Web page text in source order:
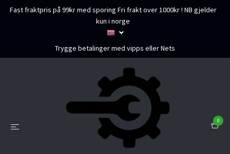
Fast fraktpris på 99kr med sporing Fri frakt over 1000kr ! NB gjelder
kun i norge
Trygge betalinger med vipps eller Nets
0